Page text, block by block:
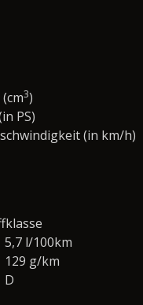
3)
PS)
(in km/h)
5,7 l/100km
129 g/km
D